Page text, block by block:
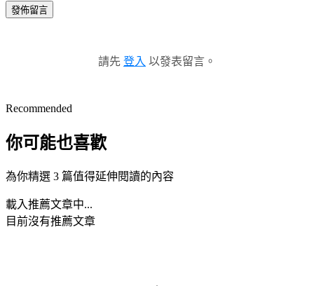
發佈留言
請先 登入 以發表留言。
Recommended
你可能也喜歡
為你精選 3 篇值得延伸閱讀的內容
載入推薦文章中...
目前沒有推薦文章